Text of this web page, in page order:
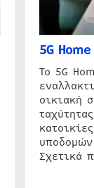
5G
Το 5G
οικιακή
Σχετικά